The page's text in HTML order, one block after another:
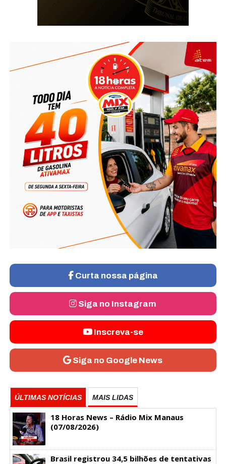
Curta nossa página
Siga no Instagram
Inscreva-se
Siga no Google News
ÚLTIMAS NOTÍCIAS MAIS LIDAS
18 Horas News​​​​​​​​​​​​ – Rádio Mix Manaus
(07/08/2026)
Brasil registrou 34,5 bilhões de tentativas